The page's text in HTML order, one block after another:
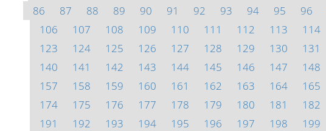
86
87 88 89 90 91 92 93 94 95 96
106
107 108 109 110 111 112 113 114
123
124 125 126 127 128 129 130 131
140
141 142 143 144 145 146 147 148
157
158 159 160 161 162 163 164 165
174
175 176 177 178 179 180 181 182
191
192 193 194 195 196 197 198 199